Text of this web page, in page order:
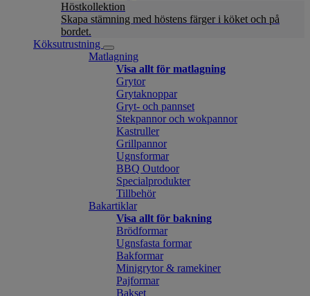
Höstkollektion
Skapa stämning med höstens färger i köket och på
bordet.
Köksutrustning
Matlagning
Visa allt för matlagning
Grytor
Grytaknoppar
Gryt- och pannset
Stekpannor och wokpannor
Kastruller
Grillpannor
Ugnsformar
BBQ Outdoor
Specialprodukter
Tillbehör
Bakartiklar
Visa allt för bakning
Brödformar
Ugnsfasta formar
Bakformar
Minigrytor & ramekiner
Pajformar
Bakset